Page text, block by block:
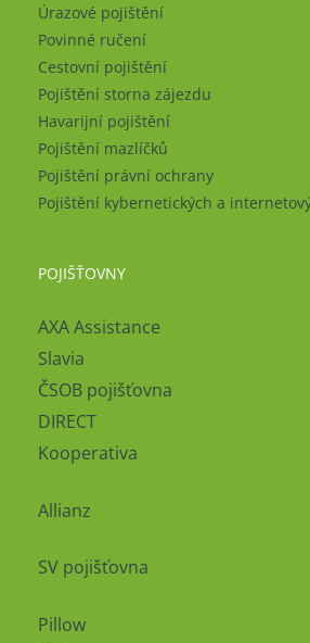
Úrazové pojištění
Povinné ručení
Cestovní pojištění
Pojištění storna zájezdu
Havarijní pojištění
Pojištění mazlíčků
Pojištění právní ochrany
Pojištění kybernetických a
POJIŠŤOVNY
AXA Assistance
Slavia
ČSOB pojišťovna
DIRECT
Kooperativa
Allianz
SV pojišťovna
Pillow